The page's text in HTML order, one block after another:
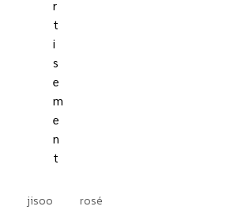
jisoo rosé